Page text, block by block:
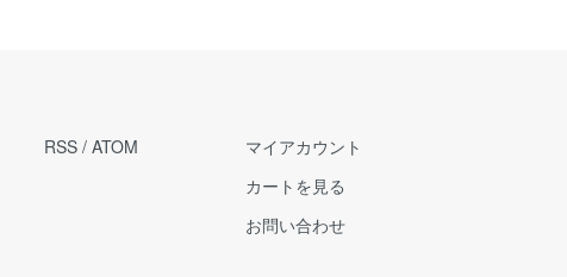
RSS / ATOM
マイアカウント
カートを見る
お問い合わせ